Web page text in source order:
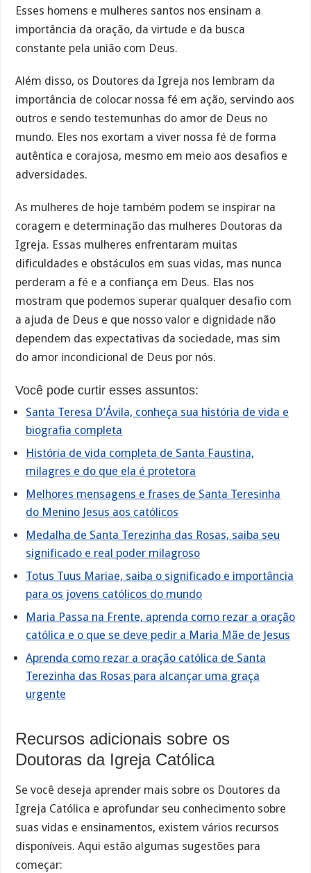
Esses homens e mulheres santos nos ensinam a
importância da oração, da virtude e da busca
constante pela união com Deus.
Além disso, os Doutores da Igreja nos lembram da
importância de colocar nossa fé em ação, servindo aos
outros e sendo testemunhas do amor de Deus no
mundo. Eles nos exortam a viver nossa fé de forma
autêntica e corajosa, mesmo em meio aos desafios e
adversidades.
As mulheres de hoje também podem se inspirar na
coragem e determinação das mulheres Doutoras da
Igreja. Essas mulheres enfrentaram muitas
dificuldades e obstáculos em suas vidas, mas nunca
perderam a fé e a confiança em Deus. Elas nos
mostram que podemos superar qualquer desafio com
a ajuda de Deus e que nosso valor e dignidade não
dependem das expectativas da sociedade, mas sim
do amor incondicional de Deus por nós.
Você pode curtir esses assuntos:
Santa Teresa D’Ávila, conheça sua história de vida e
biografia completa
História de vida completa de Santa Faustina,
milagres e do que ela é protetora
Melhores mensagens e frases de Santa Teresinha
do Menino Jesus aos católicos
Medalha de Santa Terezinha das Rosas, saiba seu
significado e real poder milagroso
Totus Tuus Mariae, saiba o significado e importância
para os jovens católicos do mundo
Maria Passa na Frente, aprenda como rezar a oração
católica e o que se deve pedir a Maria Mãe de Jesus
Aprenda como rezar a oração católica de Santa
Terezinha das Rosas para alcançar uma graça
urgente
Recursos adicionais sobre os
Doutoras da Igreja Católica
Se você deseja aprender mais sobre os Doutores da
Igreja Católica e aprofundar seu conhecimento sobre
suas vidas e ensinamentos, existem vários recursos
disponíveis. Aqui estão algumas sugestões para
começar: